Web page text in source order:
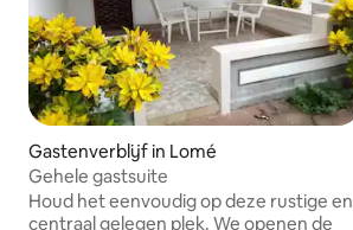
Gastenverblijf in Lomé
Gehele gastsuite
Houd het eenvoudig op deze rustige en
centraal gelegen plek. We openen de